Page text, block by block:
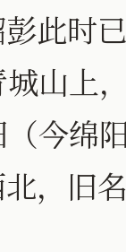
彭此时
山上
今绵
北，